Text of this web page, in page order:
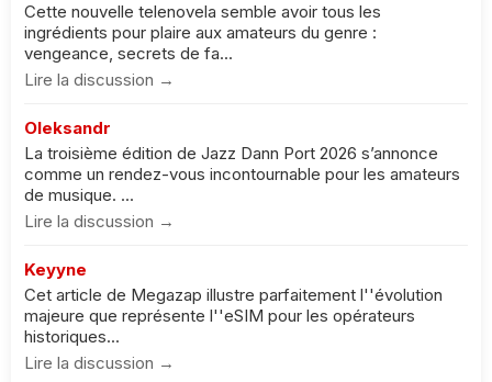
Cette nouvelle telenovela semble avoir tous les
ingrédients pour plaire aux amateurs du genre :
vengeance, secrets de fa...
Lire la discussion →
Oleksandr
La troisième édition de Jazz Dann Port 2026 s’annonce
comme un rendez-vous incontournable pour les amateurs
de musique. ...
Lire la discussion →
Keyyne
Cet article de Megazap illustre parfaitement l''évolution
majeure que représente l''eSIM pour les opérateurs
historiques...
Lire la discussion →